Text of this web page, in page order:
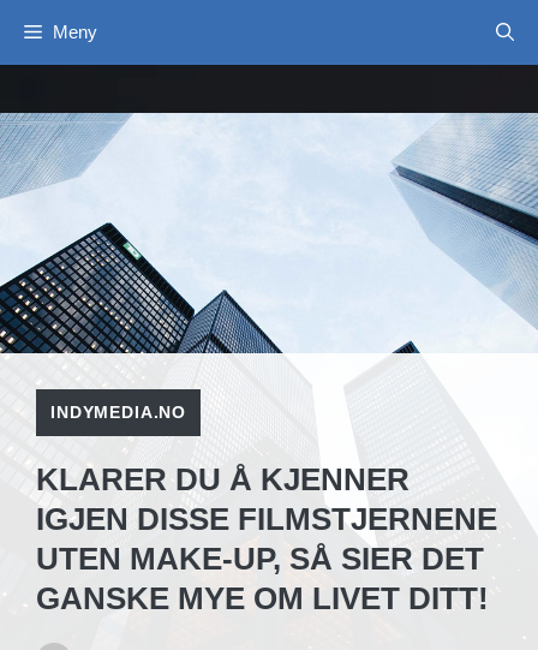
Meny
INDYMEDIA.NO
KLARER DU Å KJENNER
IGJEN DISSE FILMSTJERNENE
UTEN MAKE-UP, SÅ SIER DET
GANSKE MYE OM LIVET DITT!